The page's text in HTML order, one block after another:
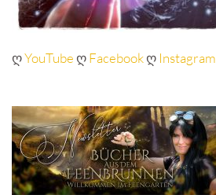
ღYouTubeღFacebookღ Instagram